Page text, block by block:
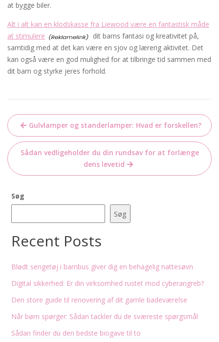
at bygge biler.
Alt i alt kan en klodskasse fra Liewood være en fantastisk måde
at stimulere
dit barns fantasi og kreativitet på,
samtidig med at det kan være en sjov og lærerig aktivitet. Det
kan også være en god mulighed for at tilbringe tid sammen med
dit barn og styrke jeres forhold.
Indlægsnavigation
Gulvlamper og standerlamper: Hvad er forskellen?
Sådan vedligeholder du din rundsav for at forlænge
dens levetid
Søg
Søg
Recent Posts
Blødt sengetøj i bambus giver dig en behagelig nattesøvn
Digital sikkerhed: Er din virksomhed rustet mod cyberangreb?
Den store guide til renovering af dit gamle badeværelse
Når børn spørger: Sådan tackler du de sværeste spørgsmål
Sådan finder du den bedste biogave til to